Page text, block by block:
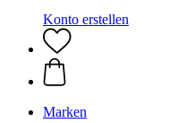
Konto erstellen
Marken